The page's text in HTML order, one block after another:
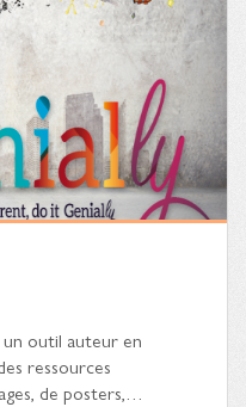
outil auteur en
ressources
de posters,…